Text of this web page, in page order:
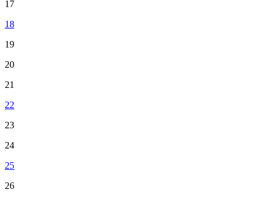
17
18
19
20
21
22
23
24
25
26